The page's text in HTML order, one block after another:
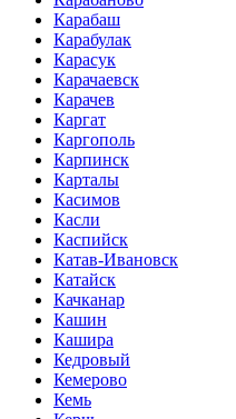
Карабаш
Карабулак
Карасук
Карачаевск
Карачев
Каргат
Каргополь
Карпинск
Карталы
Касимов
Касли
Каспийск
Катав-Ивановск
Катайск
Качканар
Кашин
Кашира
Кедровый
Кемерово
Кемь